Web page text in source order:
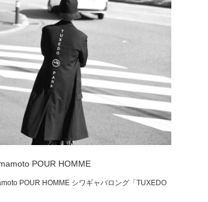
POUR HOMME
POUR HOMME シワギャバロング「TUXEDO